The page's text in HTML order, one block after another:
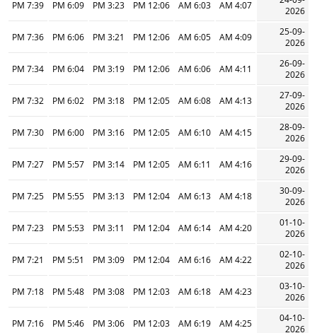
2026
4:07 AM
6:03 AM
12:06 PM
3:23 PM
6:09 PM
7:39 PM
25-09-
2026
4:09 AM
6:05 AM
12:06 PM
3:21 PM
6:06 PM
7:36 PM
26-09-
2026
4:11 AM
6:06 AM
12:06 PM
3:19 PM
6:04 PM
7:34 PM
27-09-
2026
4:13 AM
6:08 AM
12:05 PM
3:18 PM
6:02 PM
7:32 PM
28-09-
2026
4:15 AM
6:10 AM
12:05 PM
3:16 PM
6:00 PM
7:30 PM
29-09-
2026
4:16 AM
6:11 AM
12:05 PM
3:14 PM
5:57 PM
7:27 PM
30-09-
2026
4:18 AM
6:13 AM
12:04 PM
3:13 PM
5:55 PM
7:25 PM
01-10-
2026
4:20 AM
6:14 AM
12:04 PM
3:11 PM
5:53 PM
7:23 PM
02-10-
2026
4:22 AM
6:16 AM
12:04 PM
3:09 PM
5:51 PM
7:21 PM
03-10-
2026
4:23 AM
6:18 AM
12:03 PM
3:08 PM
5:48 PM
7:18 PM
04-10-
2026
4:25 AM
6:19 AM
12:03 PM
3:06 PM
5:46 PM
7:16 PM